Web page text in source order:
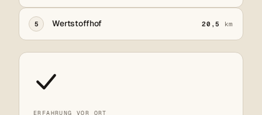
5 Wertstoffhof 20,5 km
ERFAHRUNG VOR ORT